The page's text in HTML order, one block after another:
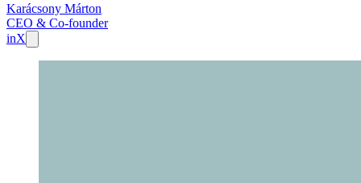
Karácsony Márton
CEO & Co-founder
inX